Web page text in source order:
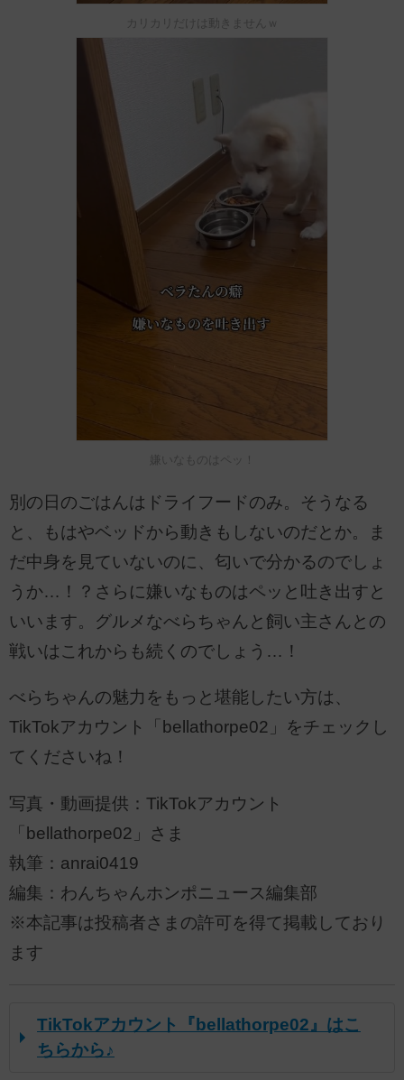
カリカリだけは動きませんｗ
嫌いなものはペッ！
別の日のごはんはドライフードのみ。そうなる
と、もはやベッドから動きもしないのだとか。ま
だ中身を見ていないのに、匂いで分かるのでしょ
うか…！？さらに嫌いなものはペッと吐き出すと
いいます。グルメなべらちゃんと飼い主さんとの
戦いはこれからも続くのでしょう…！
べらちゃんの魅力をもっと堪能したい方は、
TikTokアカウント「bellathorpe02」をチェックし
てくださいね！
写真・動画提供：TikTokアカウント
「bellathorpe02」さま
執筆：anrai0419
編集：わんちゃんホンポニュース編集部
※本記事は投稿者さまの許可を得て掲載しており
ます
TikTokアカウント『bellathorpe02』はこ
ちらから♪